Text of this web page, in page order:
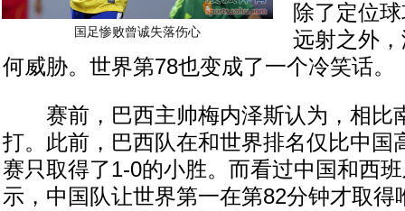
国足惨败曾诚失落伤心
除了定位
远射之外
何威胁。世界第78也变成了一个冷笑话。
赛前，巴西主帅梅内泽斯认为，相比
打。此前，巴西队在和世界排名仅比中国
赛只取得了1-0的小胜。而看过中国和西
示，中国队让世界第一在第82分钟才取得